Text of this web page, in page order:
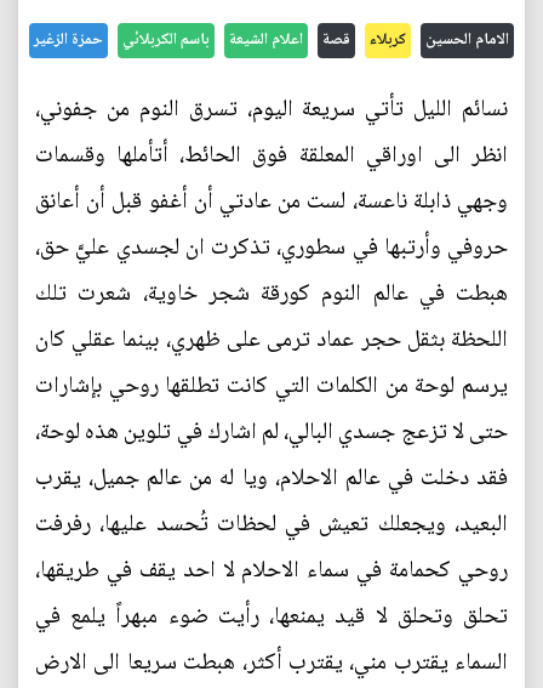
الامام الحسين كربلاء قصة اعلام الشيعة باسم الكربلائي حمزة الزغير
نسائم الليل تأتي سريعة اليوم، تسرق النوم من جفوني،
انظر الى اوراقي المعلقة فوق الحائط، أتأملها وقسمات
وجهي ذابلة ناعسة، لست من عادتي أن أغفو قبل أن أعانق
حروفي وأرتبها في سطوري، تذكرت ان لجسدي عليَّ حق،
هبطت في عالم النوم كورقة شجر خاوية، شعرت تلك
اللحظة بثقل حجر عماد ترمى على ظهري، بينما عقلي كان
يرسم لوحة من الكلمات التي كانت تطلقها روحي بإشارات
حتى لا تزعج جسدي البالي، لم اشارك في تلوين هذه لوحة،
فقد دخلت في عالم الاحلام، ويا له من عالم جميل، يقرب
البعيد، ويجعلك تعيش في لحظات تُحسد عليها، رفرفت
روحي كحمامة في سماء الاحلام لا احد يقف في طريقها،
تحلق وتحلق لا قيد يمنعها، رأيت ضوء مبهراً يلمع في
السماء يقترب مني، يقترب أكثر، هبطت سريعا الى الارض